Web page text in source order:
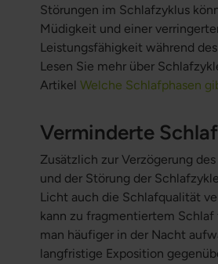
Störungen im Schlafzyklus
Müdigkeit und einer
Leistungsfähigkeit während
Lesen Sie mehr über
Artikel Welche Schlafphasen
Verminderte
Zusätzlich zur Verzögerung
und der Störung der
Licht auch die Schlafqualität
kann zu fragmentiertem Schlaf
man häufiger in der Nacht
langfristige Exposition